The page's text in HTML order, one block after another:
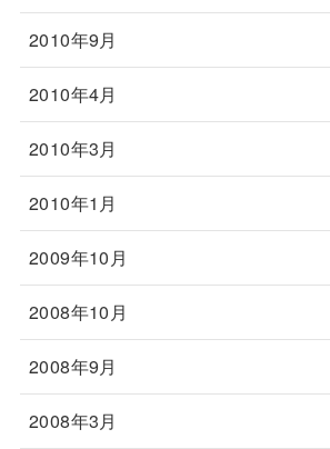
2010年9月
2010年4月
2010年3月
2010年1月
2009年10月
2008年10月
2008年9月
2008年3月